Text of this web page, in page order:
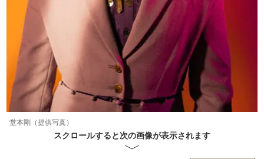
堂本剛（提供写真）
スクロールすると次の画像が表示されます